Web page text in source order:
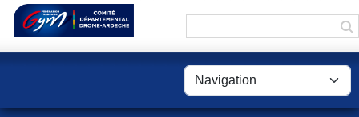
Panneau de gestion des cookies